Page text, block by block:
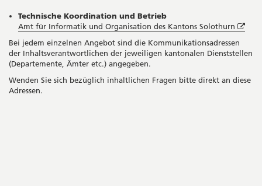
neuem
Fenster
Technische Koordination und Betrieb
Amt für Informatik und Organisation des Kantons Solothurn
Bei jedem einzelnen Angebot sind die Kommunikationsadressen
der Inhaltsverantwortlichen der jeweiligen kantonalen Dienststellen
(Departemente, Ämter etc.) angegeben.
Wenden Sie sich bezüglich inhaltlichen Fragen bitte direkt an diese
Adressen.